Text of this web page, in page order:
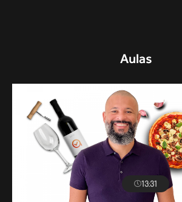
Aulas
13:31